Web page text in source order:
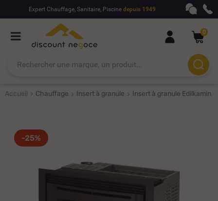
Expert Chauffage, Sanitaire, Piscine depuis 1949
0
Accueil Chauffage Insert à granule Insert à granule Edilkamin
-25%